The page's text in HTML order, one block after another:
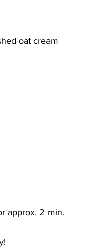
oat cream
approx. 2 min.